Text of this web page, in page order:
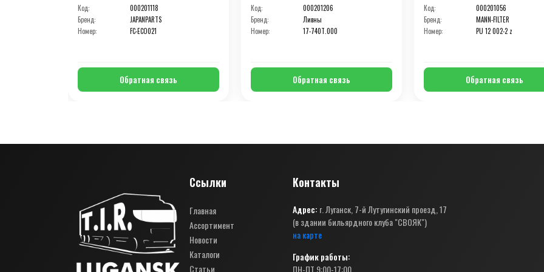
Код:
000201118
Бренд:
JAPANPARTS
Номер:
FC-ECO021
Обратная связь
Код:
000201206
Бренд:
Ливны
Номер:
17-740Т.000
Обратная связь
Код:
000201056
Бренд:
MANN-FILTER
Номер:
PU 12 002-2 z
Обратная связь
Ссылки
Главная
Ассортимент
Новости
Каталоги
Статьи
Контакты
Адрес: г. Луганск, 7-й Лутугинский проезд, 17
(в здании бильярдного клуба "СВОЯК")
на карте
График работы:
ПН-ПТ 9:00-17:00